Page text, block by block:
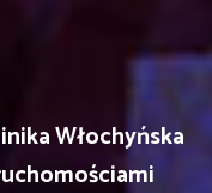
Włochyńska